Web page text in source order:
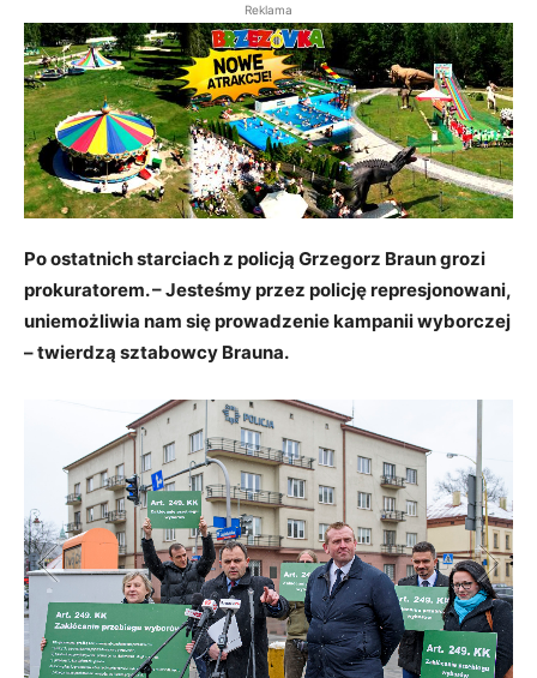
Reklama
Po ostatnich starciach z policją Grzegorz Braun grozi
prokuratorem. – Jesteśmy przez policję represjonowani,
uniemożliwia nam się prowadzenie kampanii wyborczej
– twierdzą sztabowcy Brauna.